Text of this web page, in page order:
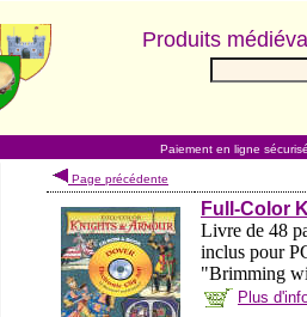
Produits
Paiement en ligne
Page précédente
Full-Color
Livre de 48
inclus pour
"Brimming
Plus